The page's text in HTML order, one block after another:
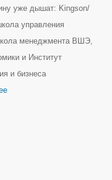
уже дышат: Kingson/
управления
менеджмента ВШЭ,
и Институт
и бизнеса